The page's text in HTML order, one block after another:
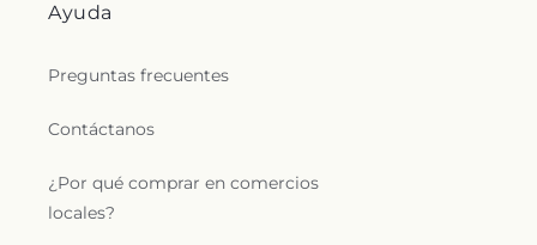
Ayuda
Preguntas frecuentes
Contáctanos
¿Por qué comprar en comercios
locales?